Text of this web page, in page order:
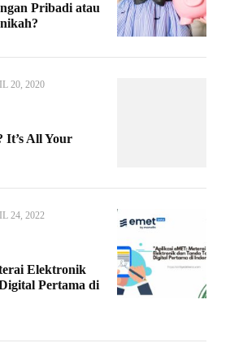
Pribadi atau
20, 2020
It’s All Your
24, 2022
Elektronik
Pertama di